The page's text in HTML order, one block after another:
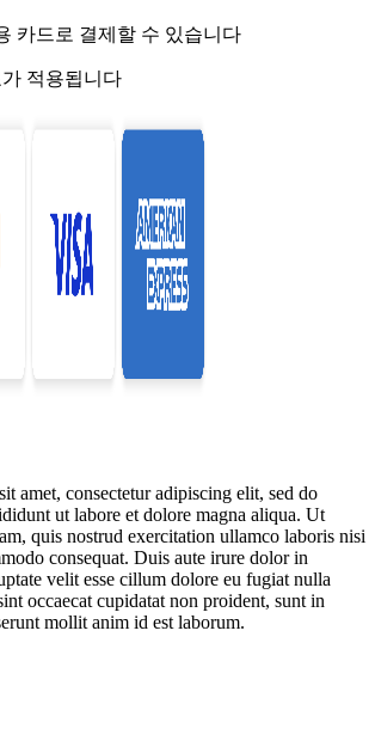
카드로 결제할 수 있습니다
적용됩니다
amet, consectetur adipiscing elit, sed do
ut labore et dolore magna aliqua. Ut
quis nostrud exercitation ullamco laboris nisi
consequat. Duis aute irure dolor in
velit esse cillum dolore eu fugiat nulla
occaecat cupidatat non proident, sunt in
mollit anim id est laborum.